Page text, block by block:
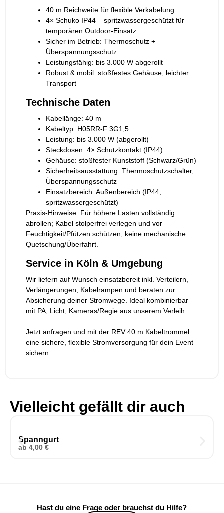
40 m Reichweite für flexible Verkabelung
4× Schuko IP44 – spritzwassergeschützt für
temporären Outdoor-Einsatz
Sicher im Betrieb: Thermoschutz +
Überspannungsschutz
Leistungsfähig: bis 3.000 W abgerollt
Robust & mobil: stoßfestes Gehäuse, leichter
Transport
Technische Daten
Kabellänge: 40 m
Kabeltyp: H05RR-F 3G1,5
Leistung: bis 3.000 W (abgerollt)
Steckdosen: 4× Schutzkontakt (IP44)
Gehäuse: stoßfester Kunststoff (Schwarz/Grün)
Sicherheitsausstattung: Thermoschutzschalter,
Überspannungsschutz
Einsatzbereich: Außenbereich (IP44,
spritzwassergeschützt)
Praxis-Hinweise: Für höhere Lasten vollständig
abrollen; Kabel stolperfrei verlegen und vor
Feuchtigkeit/Pfützen schützen; keine mechanische
Quetschung/Überfahrt.
Service in Köln & Umgebung
Wir liefern auf Wunsch einsatzbereit inkl. Verteilern,
Verlängerungen, Kabelrampen und beraten zur
Absicherung deiner Stromwege. Ideal kombinierbar
mit PA, Licht, Kameras/Regie aus unserem Verleih.
Jetzt anfragen und mit der REV 40 m Kabeltrommel
eine sichere, flexible Stromversorgung für dein Event
sichern.
Vielleicht gefällt dir auch
Spanngurt
ab 4,00 €
Hast du eine Frage oder brauchst du Hilfe?